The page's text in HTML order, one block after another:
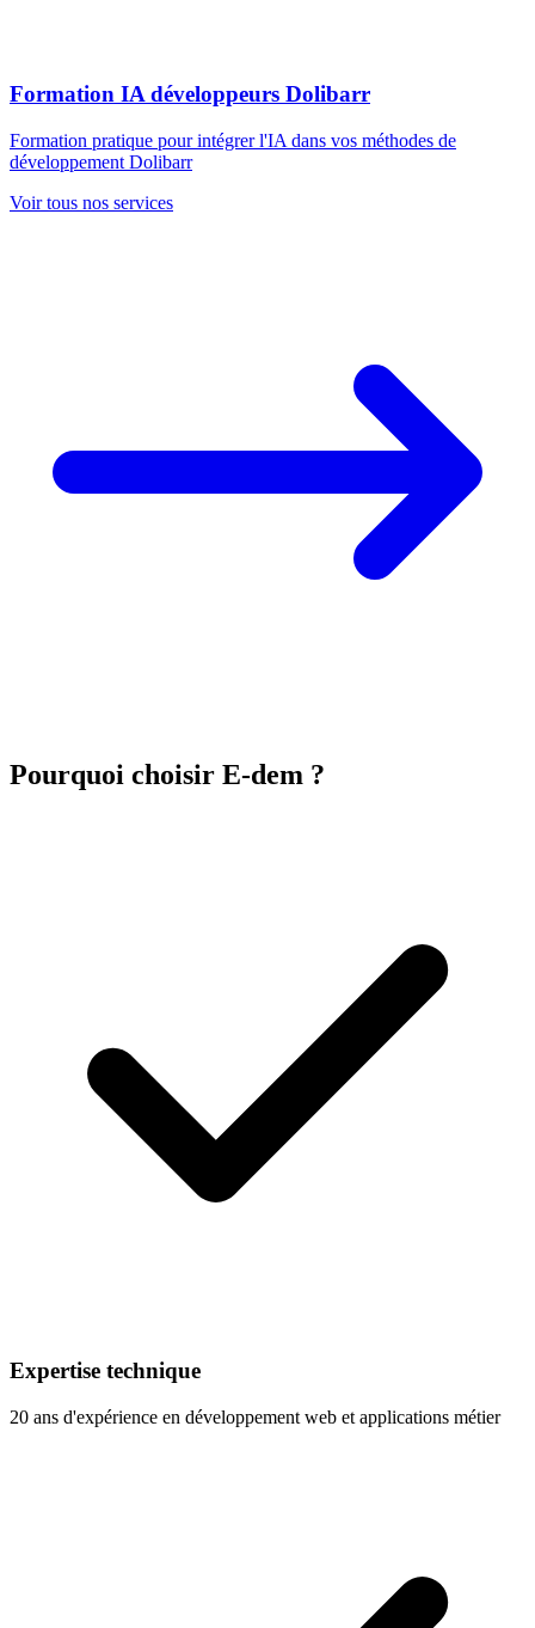
Formation IA développeurs Dolibarr
Formation pratique pour intégrer l'IA dans vos méthodes de
développement Dolibarr
Voir tous nos services
Pourquoi choisir E-dem ?
Expertise technique
20 ans d'expérience en développement web et applications métier